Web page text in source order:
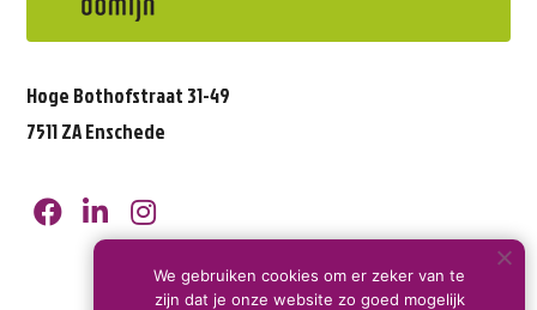
Hoge Bothofstraat 31-49
7511 ZA Enschede
We gebruiken cookies om er zeker van te
zijn dat je onze website zo goed mogelijk